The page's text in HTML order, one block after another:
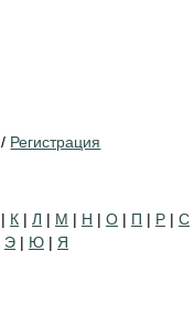
/ Регистрация
| К | Л | М | Н | О | П | Р | С
Э | Ю | Я